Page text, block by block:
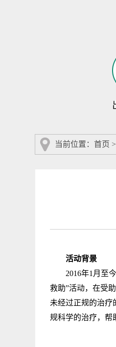
当前位置： 首页 >
活动背景
2016年1月至今
救助”活动，在受
未经过正规的治疗
规科学的治疗，帮